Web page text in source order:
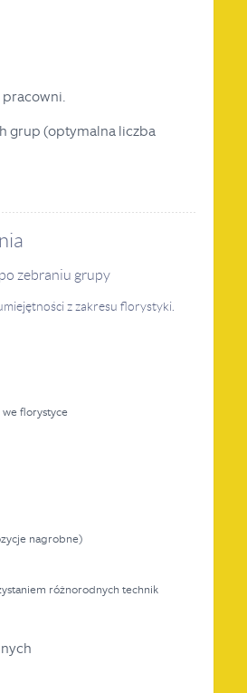
pracowni.
grup (optymalna liczba
zebraniu grupy
z zakresu florystyki.
we florystyce
nagrobne)
różnorodnych technik